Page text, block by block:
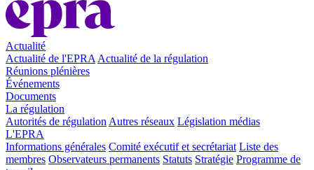
Actualité
Actualité de l'EPRA Actualité de la régulation
Réunions plénières
Événements
Documents
La régulation
Autorités de régulation Autres réseaux Législation médias
L'EPRA
Informations générales Comité exécutif et secrétariat Liste des
membres Observateurs permanents Statuts Stratégie Programme de